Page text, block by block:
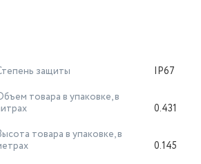
защиты
IP67
товара в упаковке, в
0.431
товара в упаковке, в
0.145